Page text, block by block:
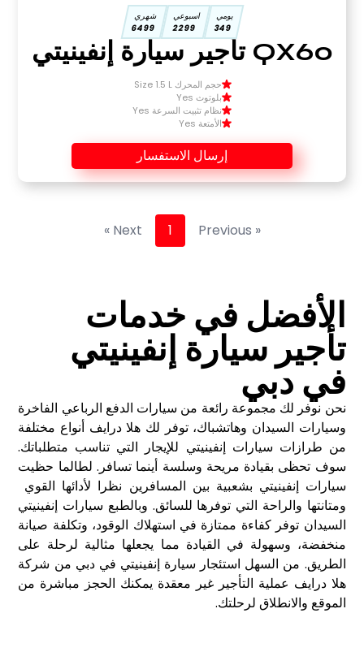
يومي
349
اسبوعي
2299
شهري
6499
QX60 تأجير سيارة إنفينيتي
حجم المحرك Size 1.5 L
بلوتوث Yes
نظام تثبيت السرعة Yes
الأمتعة Yes
إرسال الاستفسار
« Previous
1
Next »
الأفضل في خدمات
تأجير سيارة إنفينيتي
في دبي
نحن نوفر لك مجموعة رائعة من سيارات الدفع الرباعي الفاخرة
وسيارات السيدان وهاتشباك، توفر لك هلا درايف أنواع مختلفة
من طرازات سيارات إنفينيتي للإيجار التي تناسب متطلباتك.
سوف تحظى بقيادة مريحة وسلسة أينما تسافر. لطالما حظيت
سيارات إنفينيتي بشعبية بين المسافرين نظرا لأدائها القوي
ومتانتها والراحة التي توفرها للسائق. وبالطبع سيارات إنفينيتي
السيدان توفر كفاءة ممتازة في استهلاك الوقود، وتكلفة صيانة
منخفضة، وسهولة في القيادة مما يجعلها مثالية لرحلة على
الطريق. من السهل استئجار سيارة إنفينيتي في دبي من شركة
هلا درايف عملية التأجير غير معقدة يمكنك الحجز مباشرة من
الموقع والانطلاق لرحلتك.